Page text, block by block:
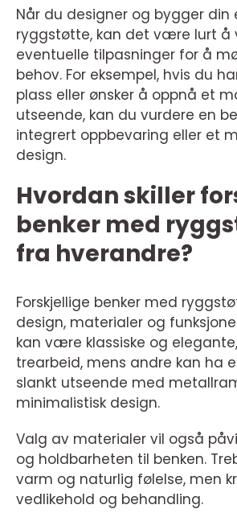
Når du designer og bygger din
ryggstøtte, kan det være lurt å
eventuelle tilpasninger for å
behov. For eksempel, hvis du
plass eller ønsker å oppnå et
utseende, kan du vurdere en
integrert oppbevaring eller et
design.
Hvordan skiller
benker med
fra hverandre?
Forskjellige benker med
design, materialer og
kan være klassiske og
trearbeid, mens andre kan ha
slankt utseende med
minimalistisk design.
Valg av materialer vil også
og holdbarheten til benken.
varm og naturlig følelse, men
vedlikehold og behandling.